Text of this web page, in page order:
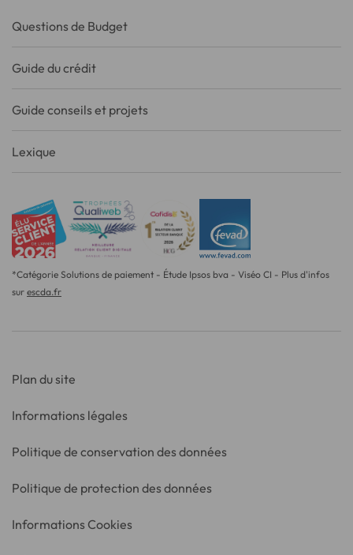
Questions de Budget
Guide du crédit
Guide conseils et projets
Lexique
*Catégorie Solutions de paiement - Étude Ipsos bva - Viséo CI - Plus d'infos
sur escda.fr
Plan du site
Informations légales
Politique de conservation des données
Politique de protection des données
Informations Cookies